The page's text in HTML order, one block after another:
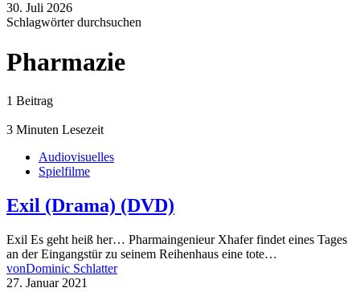
30. Juli 2026
Schlagwörter durchsuchen
Pharmazie
1 Beitrag
3 Minuten Lesezeit
Audiovisuelles
Spielfilme
Exil (Drama) (DVD)
Exil Es geht heiß her… Pharmaingenieur Xhafer findet eines Tages
an der Eingangstür zu seinem Reihenhaus eine tote…
vonDominic Schlatter
27. Januar 2021